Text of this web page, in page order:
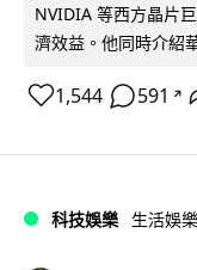
NVIDIA 等西方晶片
濟效益。他同時介紹
1,544 591 ↗
科技娛樂 生活娛樂